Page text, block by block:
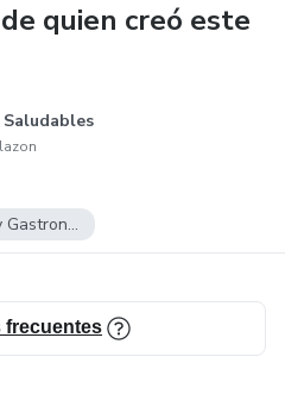
quien creó este
Saludables
Cocina y Gastronomía
frecuentes